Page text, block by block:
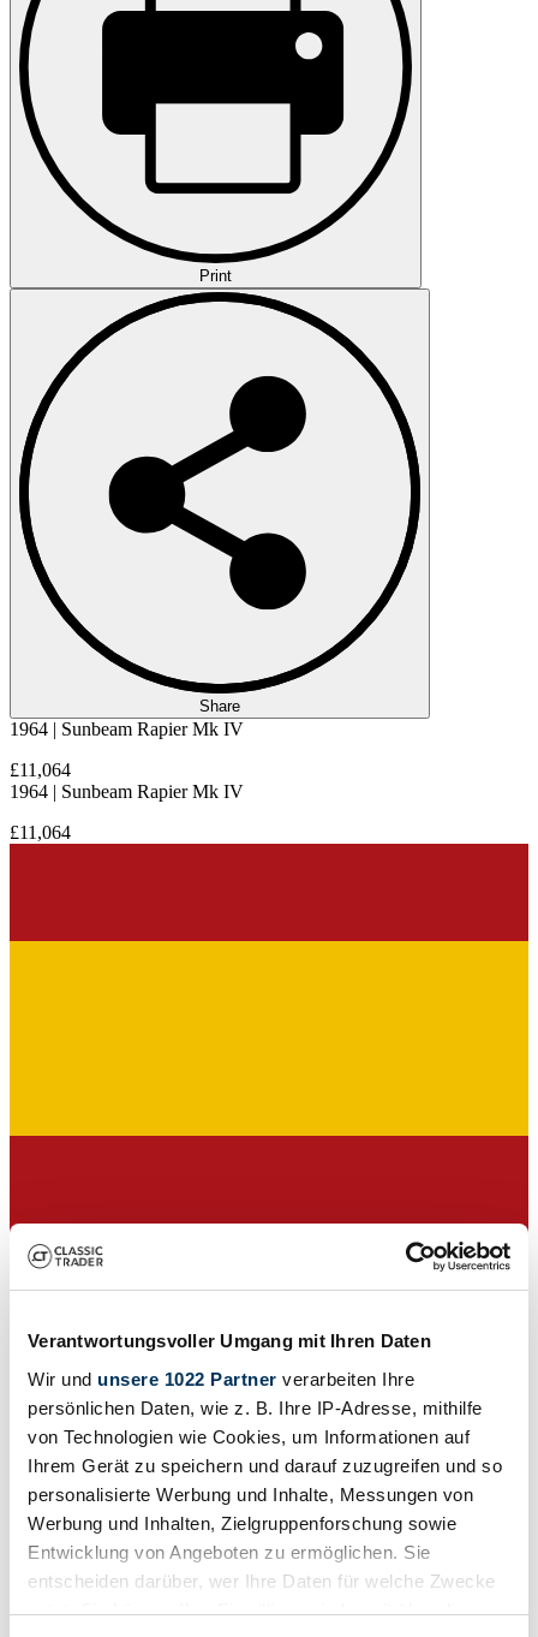
Verantwortungsvoller Umgang mit Ihren Daten
Wir und unsere 1022 Partner verarbeiten Ihre
persönlichen Daten, wie z. B. Ihre IP-Adresse, mithilfe
von Technologien wie Cookies, um Informationen auf
Ihrem Gerät zu speichern und darauf zuzugreifen und so
personalisierte Werbung und Inhalte, Messungen von
Werbung und Inhalten, Zielgruppenforschung sowie
Entwicklung von Angeboten zu ermöglichen. Sie
entscheiden darüber, wer Ihre Daten für welche Zwecke
nutzt. Sie können Ihre Einwilligung jederzeit über die
Print
Share
1964 | Sunbeam Rapier Mk IV
£11,064
1964 | Sunbeam Rapier Mk IV
£11,064
Dealer